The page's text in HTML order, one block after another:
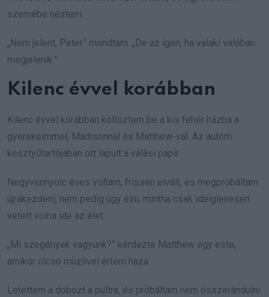
szemébe néztem.
„Nem jelent, Peter” mondtam. „De az igen, ha valaki valóban
megjelenik.”
Kilenc évvel korábban
Kilenc évvel korábban költöztem be a kis fehér házba a
gyerekeimmel, Madisonnal és Matthew-val. Az autóm
kesztyűtartójában ott lapult a válási papír.
Negyvennyolc éves voltam, frissen elvált, és megpróbáltam
újrakezdeni, nem pedig úgy élni, mintha csak ideiglenesen
vetett volna ide az élet.
„Mi szegények vagyunk?” kérdezte Matthew egy este,
amikor olcsó müzlivel értem haza.
Letettem a dobozt a pultra, és próbáltam nem összerándulni.